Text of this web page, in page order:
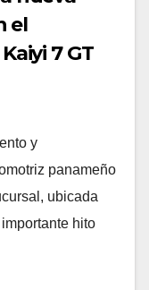
el
7 GT
y
panameño
ubicada
hito